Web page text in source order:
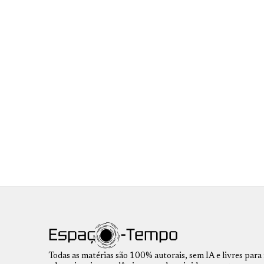
Todas as matérias são 100% autorais, sem IA e livres para